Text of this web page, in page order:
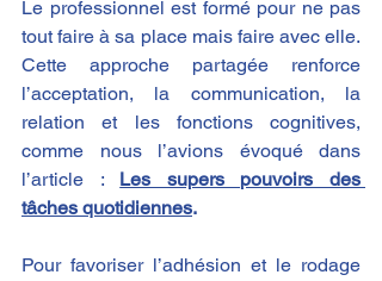
Le professionnel est formé pour ne pas
tout faire à sa place mais faire avec elle.
Cette approche partagée renforce
l’acceptation, la communication, la
relation et les fonctions cognitives,
comme nous l’avions évoqué dans
l’article : Les supers pouvoirs des
tâches quotidiennes.
Pour favoriser l’adhésion et le rodage